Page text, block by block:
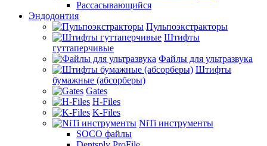
Рассасывающийся
Эндодонтия
Пульпоэкстракторы
Штифты
гуттаперчивые
Файлы для ультразвука
Штифты
бумажные (абсорберы)
Gates
H-Files
K-Files
NiTi инструменты
SOCO файлы